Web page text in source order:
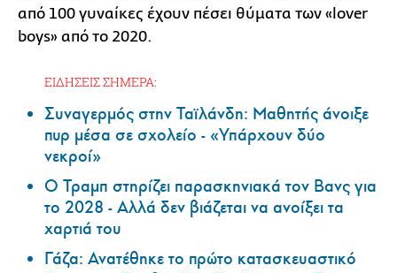
από 100 γυναίκες έχουν πέσει θύματα των «lover
boys» από το 2020.
ΕΙΔΗΣΕΙΣ ΣΗΜΕΡΑ:
Συναγερμός στην Ταϊλάνδη: Μαθητής άνοιξε
πυρ μέσα σε σχολείο - «Υπάρχουν δύο
νεκροί»
Ο Τραμπ στηρίζει παρασκηνιακά τον Βανς για
το 2028 - Αλλά δεν βιάζεται να ανοίξει τα
χαρτιά του
Γάζα: Ανατέθηκε το πρώτο κατασκευαστικό